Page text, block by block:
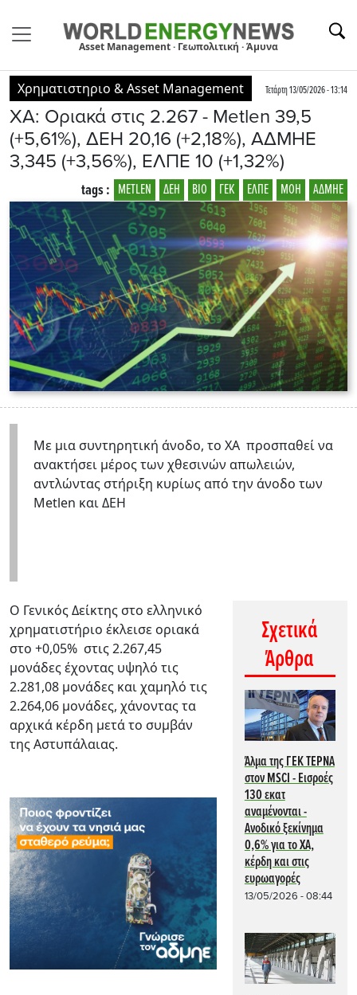
Asset Management · Γεωπολιτική · Άμυνα
Χρηματιστηριο & Asset Management Τετάρτη 13/05/2026 - 13:14
ΧΑ: Οριακά στις 2.267 - Metlen 39,5
(+5,61%), ΔΕΗ 20,16 (+2,18%), ΑΔΜΗΕ
3,345 (+3,56%), ΕΛΠΕ 10 (+1,32%)
ΑΔΜΗΕ
ΜΟΗ
ΕΛΠΕ
ΓΕΚ
ΒΙΟ
ΔΕΗ
METLEN
tags :
Με μια συντηρητική άνοδο, το ΧΑ προσπαθεί να
ανακτήσει μέρος των χθεσινών απωλειών,
αντλώντας στήριξη κυρίως από την άνοδο των
Metlen και ΔΕΗ
Σχετικά
Άρθρα
Άλμα της ΓΕΚ ΤΕΡΝΑ
στον MSCI - Εισροές
130 εκατ
αναμένονται -
Ανοδικό ξεκίνημα
0,6% για το ΧΑ,
κέρδη και στις
ευρωαγορές
13/05/2026 - 08:44
Ο Γενικός Δείκτης στο ελληνικό
χρηματιστήριο έκλεισε οριακά
στο +0,05% στις 2.267,45
μονάδες έχοντας υψηλό τις
2.281,08 μονάδες και χαμηλό τις
2.264,06 μονάδες, χάνοντας τα
αρχικά κέρδη μετά το συμβάν
της Αστυπάλαιας.